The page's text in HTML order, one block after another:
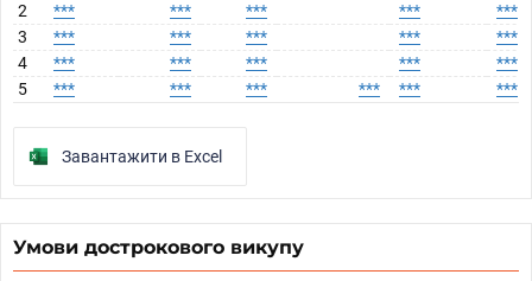
2 *** *** *** ***
***
3
*** *** *** ***
***
4
*** *** *** ***
***
5
*** *** *** *** *** ***
Завантажити в Excel
Умови дострокового викупу